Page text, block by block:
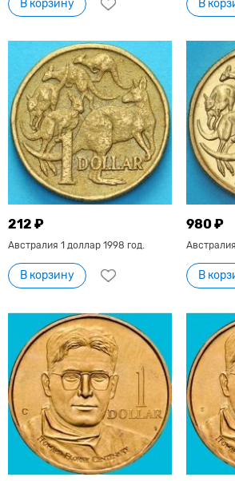
В корзину В
212 ₽
Австралия 1 доллар 1998 год.
В корзину
980 ₽
В